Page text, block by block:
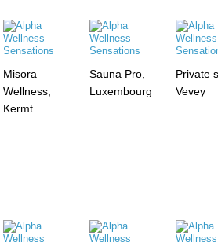
Misora
Wellness,
Kermt
Sauna Pro,
Luxembourg
Private
Vevey